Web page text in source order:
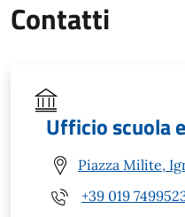
Contatti
Ufficio scuola
Piazza Milite,
+39 019